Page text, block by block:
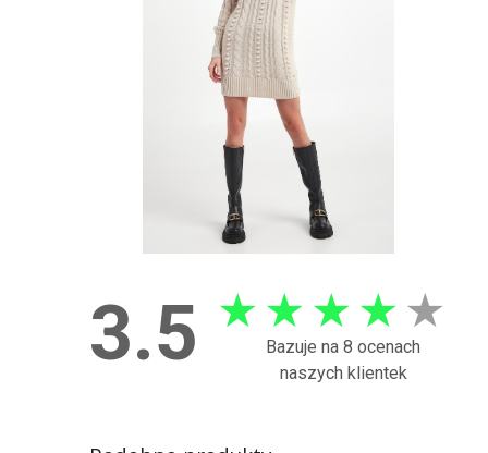
3.5 ★ ★ ★ ★ ★
Bazuje na 8 ocenach
naszych klientek